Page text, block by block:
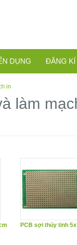
DỤNG ĐĂNG KÍ
in
làm
PCB sợi thủy tinh